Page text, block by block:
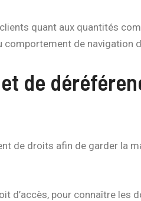
quant aux quantités
de navigation
de
de droits afin de garder la
d’accès, pour connaître les